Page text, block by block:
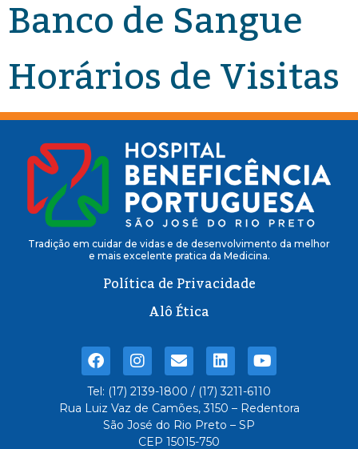
Banco de Sangue
Horários de Visitas
Tradição em cuidar de vidas e de desenvolvimento da melhor
e mais excelente pratica da Medicina.
Política de Privacidade
Alô Ética
Tel: (17) 2139-1800 / (17) 3211-6110
Rua Luiz Vaz de Camões, 3150 – Redentora
São José do Rio Preto – SP
CEP 15015-750